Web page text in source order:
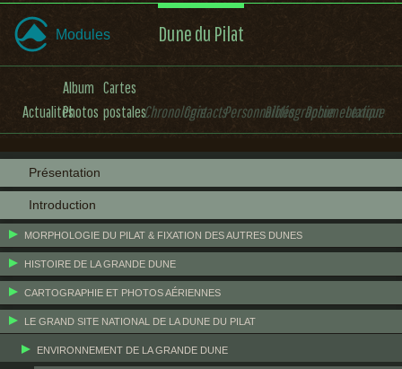
Modules Dune du Pilat
Actualités
Album
Photos
Cartes
postalesChronologieContactsPersonnalitésBibliographieDocumentation
Lexique
Présentation
Introduction
MORPHOLOGIE DU PILAT & FIXATION DES AUTRES DUNES
HISTOIRE DE LA GRANDE DUNE
CARTOGRAPHIE ET PHOTOS AÉRIENNES
LE GRAND SITE NATIONAL DE LA DUNE DU PILAT
ENVIRONNEMENT DE LA GRANDE DUNE